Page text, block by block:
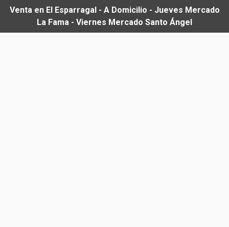
Venta en El Esparragal - A Domicilio - Jueves Mercado
La Fama - Viernes Mercado Santo Ángel